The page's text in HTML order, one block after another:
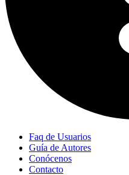
Faq de Usuarios
Guía de Autores
Conócenos
Contacto